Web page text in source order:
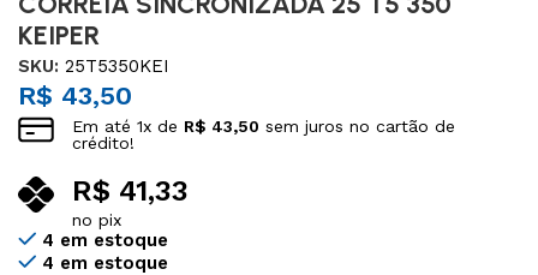
KEIPER
SKU:25T5350KEI
R$ 43,50
Em até1x de R$ 43,50 sem juros no cartão de
crédito!
R$ 41,33
no pix
4 em estoque
4 em estoque